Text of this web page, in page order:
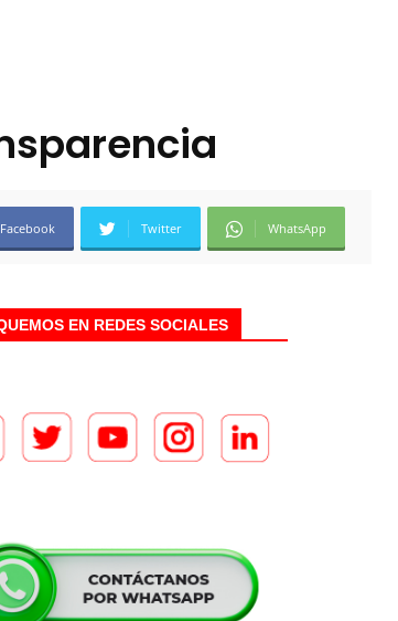
Facebook Twitter WhatsApp
EN REDES SOCIALES